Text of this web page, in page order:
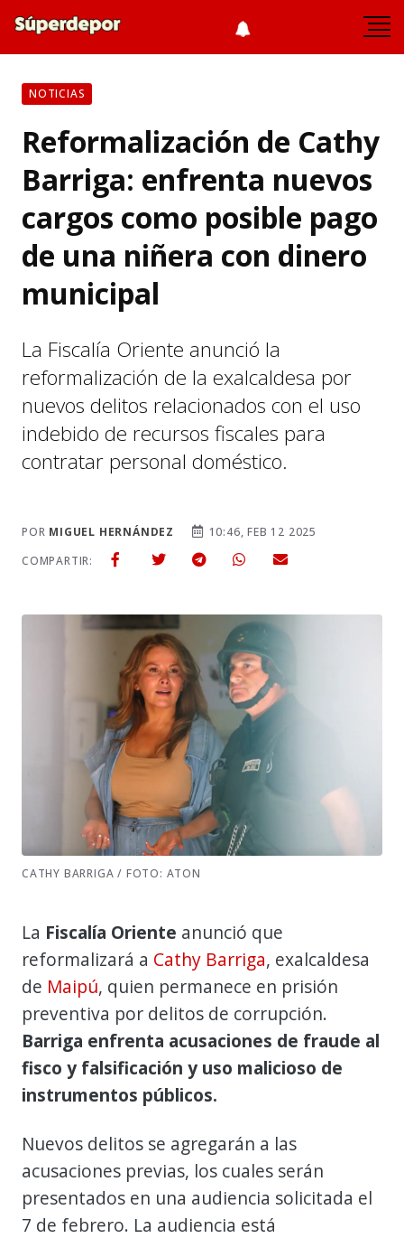
NOTICIAS
Reformalización de Cathy
Barriga: enfrenta nuevos
cargos como posible pago
de una niñera con dinero
municipal
La Fiscalía Oriente anunció la
reformalización de la exalcaldesa por
nuevos delitos relacionados con el uso
indebido de recursos fiscales para
contratar personal doméstico.
POR MIGUEL HERNÁNDEZ
10:46, FEB 12 2025
COMPARTIR:
CATHY BARRIGA / FOTO: ATON
La Fiscalía Oriente anunció que
reformalizará a Cathy Barriga, exalcaldesa
de Maipú, quien permanece en prisión
preventiva por delitos de corrupción.
Barriga enfrenta acusaciones de fraude al
fisco y falsificación y uso malicioso de
instrumentos públicos.
Nuevos delitos se agregarán a las
acusaciones previas, los cuales serán
presentados en una audiencia solicitada el
7 de febrero. La audiencia está